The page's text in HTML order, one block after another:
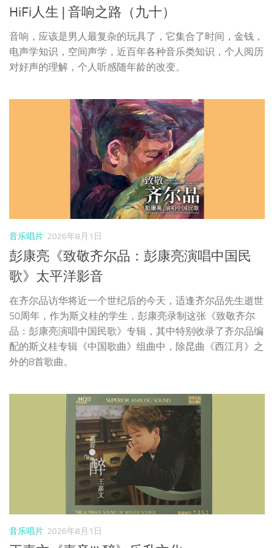
2026年8月1日
彭康亮《致敬齐尔品：彭康亮演唱中国民
歌》太平洋影音
在齐尔品访华将近一个世纪后的今天，适逢齐尔品先生逝世
50周年，作为斯义桂的学生，彭康亮录制这张《致敬齐尔
品：彭康亮演唱中国民歌》专辑，其中特别收录了齐尔品编
配的斯义桂专辑《中国歌曲》组曲中，除昆曲《西江月》之
外的8首歌曲。
2026年8月1日
王嘉文《嘉音III·醉》乐升文化
醇正粤语女中音王嘉文，继《嘉音·盼》《嘉音 II· 醇》之
后，推出全新专辑《嘉音 III· 醉》。这张专辑延续“嘉音”系
列一贯的温润气质，以“醉”为核心意境，将经典旋律、醇厚